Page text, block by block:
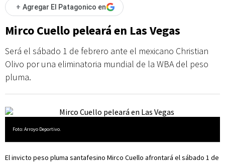
+ Agregar El Patagonico en
Mirco Cuello peleará en Las Vegas
Será el sábado 1 de febrero ante el mexicano Christian
Olivo por una eliminatoria mundial de la WBA del peso
pluma.
Foto: Arroyo Deportivo.
El invicto peso pluma santafesino Mirco Cuello afrontará el sábado 1 de